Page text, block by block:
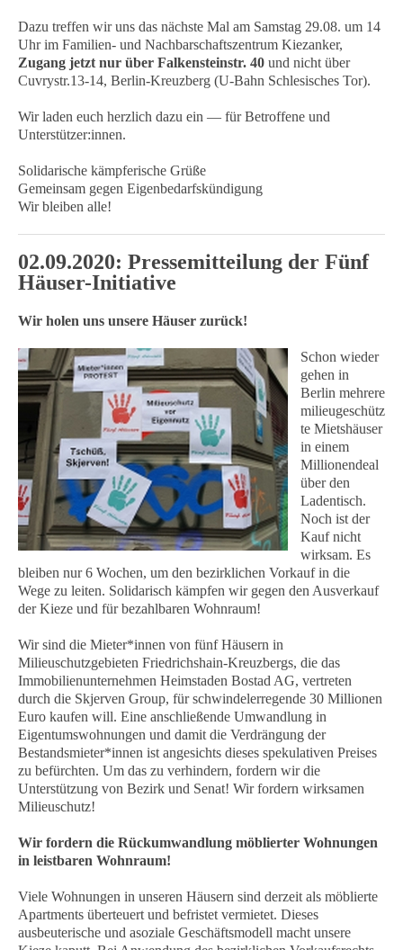
Dazu treffen wir uns das nächste Mal am Samstag 29.08. um 14
Uhr im Familien- und Nachbarschaftszentrum Kiezanker,
Zugang jetzt nur über Falkensteinstr. 40 und nicht über
Cuvrystr.13-14, Berlin-Kreuzberg (U-Bahn Schlesisches Tor).
Wir laden euch herzlich dazu ein — für Betroffene und
Unterstützer:innen.
Solidarische kämpferische Grüße
Gemeinsam gegen Eigenbedarfskündigung
Wir bleiben alle!
02.09.2020: Pressemitteilung der Fünf
Häuser-Initiative
Wir holen uns unsere Häuser zurück!
Schon wieder
gehen in
Berlin mehrere
milieugeschütz
te Mietshäuser
in einem
Millionendeal
über den
Ladentisch.
Noch ist der
Kauf nicht
wirksam. Es
bleiben nur 6 Wochen, um den bezirklichen Vorkauf in die
Wege zu leiten. Solidarisch kämpfen wir gegen den Ausverkauf
der Kieze und für bezahlbaren Wohnraum!
Wir sind die Mieter*innen von fünf Häusern in
Milieuschutzgebieten Friedrichshain-Kreuzbergs, die das
Immobilienunternehmen Heimstaden Bostad AG, vertreten
durch die Skjerven Group, für schwindelerregende 30 Millionen
Euro kaufen will. Eine anschließende Umwandlung in
Eigentumswohnungen und damit die Verdrängung der
Bestandsmieter*innen ist angesichts dieses spekulativen Preises
zu befürchten. Um das zu verhindern, fordern wir die
Unterstützung von Bezirk und Senat! Wir fordern wirksamen
Milieuschutz!
Wir fordern die Rückumwandlung möblierter Wohnungen
in leistbaren Wohnraum!
Viele Wohnungen in unseren Häusern sind derzeit als möblierte
Apartments überteuert und befristet vermietet. Dieses
ausbeuterische und asoziale Geschäftsmodell macht unsere